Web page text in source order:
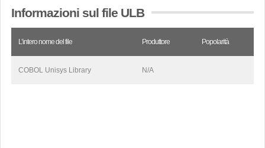
Informazioni sul file ULB
L’intero nome del file Produttore Popolarità
COBOL Unisys Library N/A